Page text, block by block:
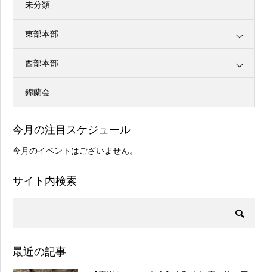
未分類
東部本部
西部本部
錦蘭会
今月の注目スケジュール
今月のイベントはございません。
サイト内検索
最近の記事